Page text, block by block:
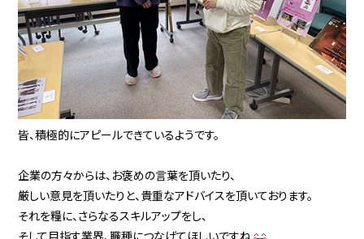
皆、積極的にアピールできているようです。
企業の方々からは、お褒めの言葉を頂いたり、
厳しい意見を頂いたりと、貴重なアドバイスを頂いております。
それを糧に、さらなるスキルアップをし、